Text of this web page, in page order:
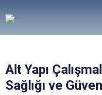
Alt Yapı
Sağlığı ve